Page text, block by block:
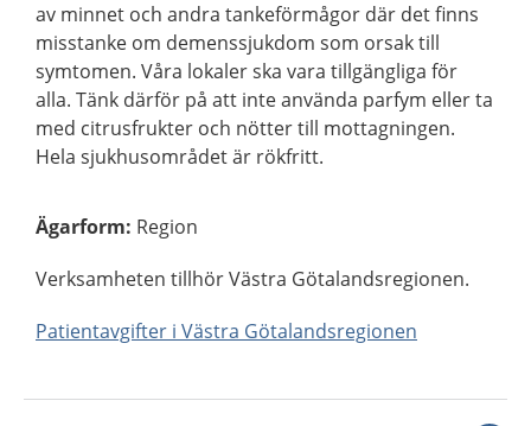
av minnet och andra tankeförmågor där det finns
misstanke om demenssjukdom som orsak till
symtomen. Våra lokaler ska vara tillgängliga för
alla. Tänk därför på att inte använda parfym eller ta
med citrusfrukter och nötter till mottagningen.
Hela sjukhusområdet är rökfritt.
Ägarform: Region
Verksamheten tillhör Västra Götalandsregionen.
Patientavgifter i Västra Götalandsregionen